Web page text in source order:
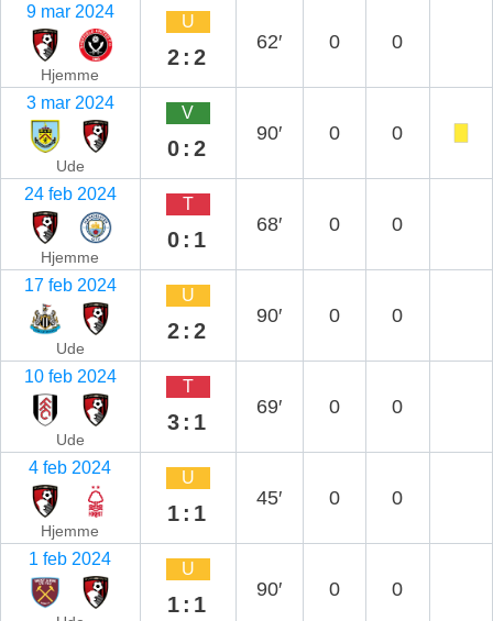
9 mar 2024
Hjemme
U
2:2
62′ 0 0
3 mar 2024
Ude
V
0:2
90′ 0 0
24 feb 2024
Hjemme
T
0:1
68′ 0 0
17 feb 2024
Ude
U
2:2
90′ 0 0
10 feb 2024
Ude
T
3:1
69′ 0 0
4 feb 2024
Hjemme
U
1:1
45′ 0 0
1 feb 2024
U
1:1
90′ 0 0